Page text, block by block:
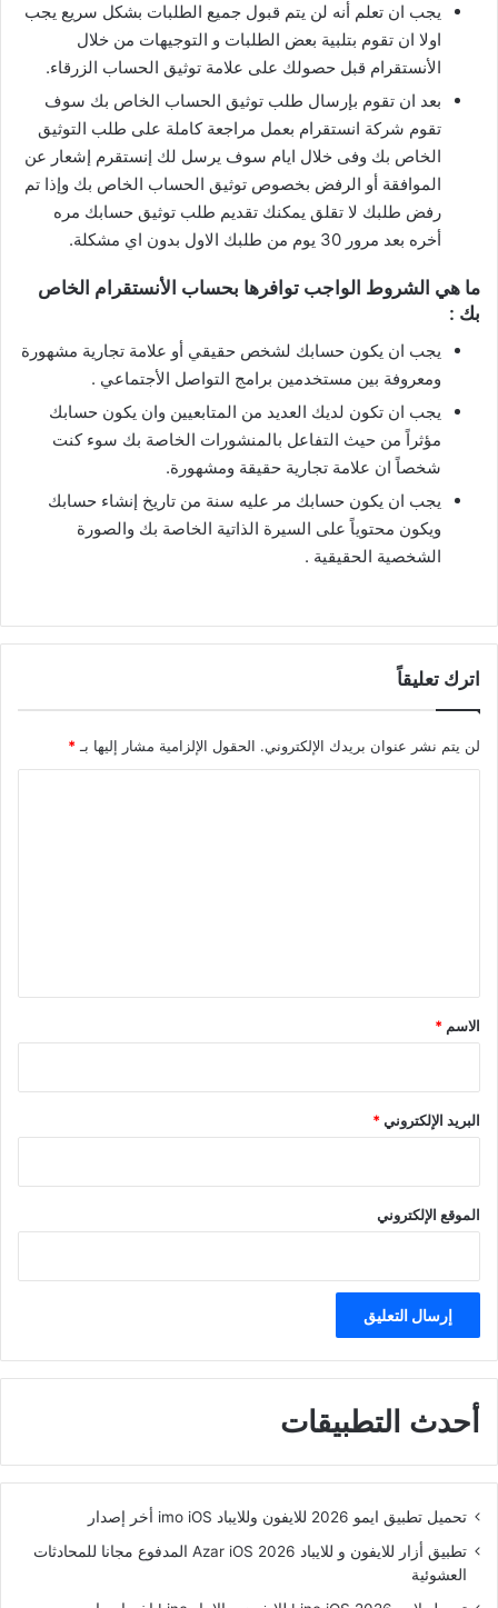
يجب ان تعلم أنه لن يتم قبول جميع الطلبات بشكل سريع يجب
اولا ان تقوم بتلبية بعض الطلبات و التوجيهات من خلال
الأنستقرام قبل حصولك على علامة توثيق الحساب الزرقاء.
بعد ان تقوم بإرسال طلب توثيق الحساب الخاص بك سوف
تقوم شركة انستقرام بعمل مراجعة كاملة على طلب التوثيق
الخاص بك وفى خلال ايام سوف يرسل لك إنستقرم إشعار عن
الموافقة أو الرفض بخصوص توثيق الحساب الخاص بك وإذا تم
رفض طلبك لا تقلق يمكنك تقديم طلب توثيق حسابك مره
أخره بعد مرور 30 يوم من طلبك الاول بدون اي مشكلة.
ما هي الشروط الواجب توافرها بحساب الأنستقرام الخاص
بك :
يجب ان يكون حسابك لشخص حقيقي أو علامة تجارية مشهورة
ومعروفة بين مستخدمين برامج التواصل الأجتماعي .
يجب ان تكون لديك العديد من المتابعيين وان يكون حسابك
مؤثراً من حيث التفاعل بالمنشورات الخاصة بك سوء كنت
شخصاً ان علامة تجارية حقيقة ومشهورة.
يجب ان يكون حسابك مر عليه سنة من تاريخ إنشاء حسابك
ويكون محتوياً على السيرة الذاتية الخاصة بك والصورة
الشخصية الحقيقية .
اترك تعليقاً
لن يتم نشر عنوان بريدك الإلكتروني. الحقول الإلزامية مشار إليها بـ *
*
الاسم *
البريد الإلكتروني*
الموقع الإلكتروني
أحدث التطبيقات
تحميل تطبيق ايمو 2026 للايفون وللايباد imo iOS أخر إصدار
تطبيق أزار للايفون و للايباد Azar iOS 2026 المدفوع مجانا للمحادثات
العشوئية